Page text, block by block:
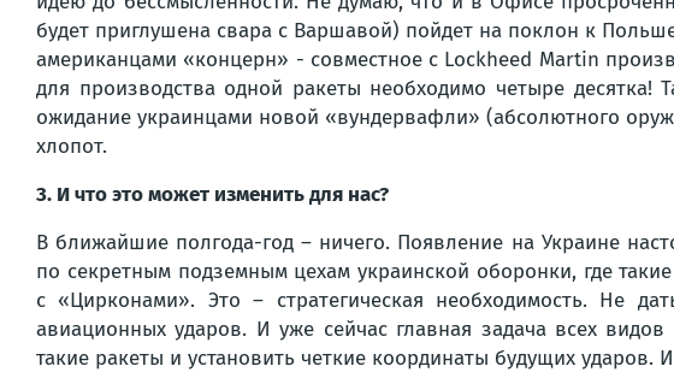
будет приглушена свара с Варшавой) пойдет на поклон к
американцами «концерн» - совместное с Lockheed Martin
для производства одной ракеты необходимо четыре
ожидание украинцами новой «вундервафли» (абсолютного
хлопот.
3. И что это может изменить для нас?
В ближайшие полгода-год – ничего. Появление на Украине
по секретным подземным цехам украинской оборонки, где
с «Цирконами». Это – стратегическая необходимость. Не
авиационных ударов. И уже сейчас главная задача всех
такие ракеты и установить четкие координаты будущих